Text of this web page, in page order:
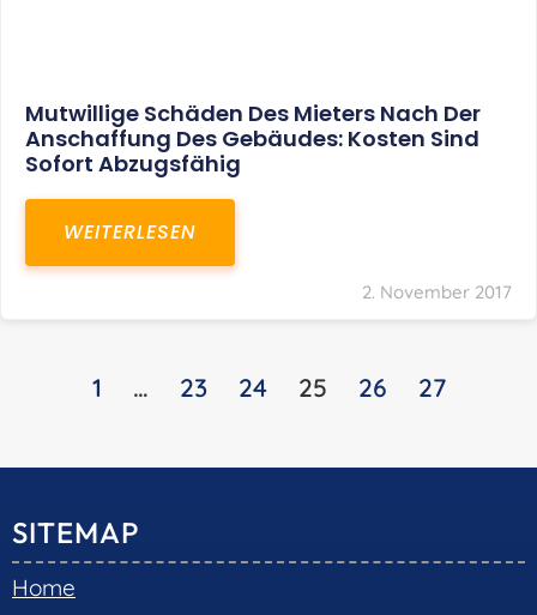
Mutwillige Schäden Des Mieters Nach Der
Anschaffung Des Gebäudes: Kosten Sind
Sofort Abzugsfähig
WEITERLESEN
2. November 2017
1 … 23 24 25 26 27
SITEMAP
Home